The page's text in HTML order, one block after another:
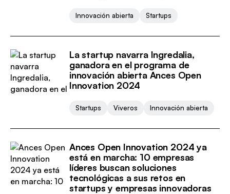
Innovación abierta Startups
La startup navarra Ingredalia,
ganadora en el programa de
innovación abierta Ances Open
Innovation 2024
Startups Viveros Innovación abierta
Ances Open Innovation 2024 ya
está en marcha: 10 empresas
líderes buscan soluciones
tecnológicas a sus retos en
startups y empresas innovadoras